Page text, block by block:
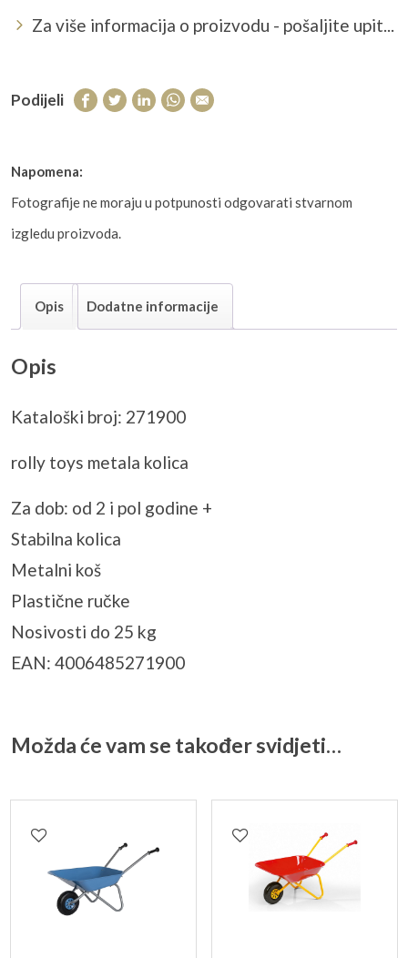
Za više informacija o proizvodu - pošaljite upit...
Podijeli
Napomena:
Fotografije ne moraju u potpunosti odgovarati stvarnom
izgledu proizvoda.
Opis Dodatne informacije
Opis
Kataloški broj: 271900
rolly toys metala kolica
Za dob: od 2 i pol godine +
Stabilna kolica
Metalni koš
Plastične ručke
Nosivosti do 25 kg
EAN: 4006485271900
Možda će vam se također svidjeti…